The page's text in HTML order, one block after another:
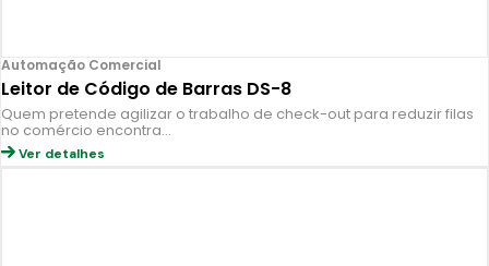
Automação Comercial
Leitor de Código de Barras DS-8
Quem pretende agilizar o trabalho de check-out para reduzir filas
no comércio encontra…
Ver detalhes